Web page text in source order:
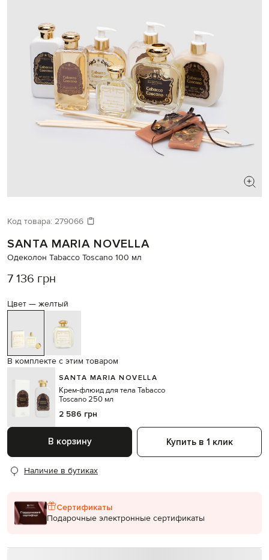
Код товара: 279066
SANTA MARIA NOVELLA
Одеколон Tabacco Toscano 100 мл
7 136 грн
Цвет — желтый
В комплекте с этим товаром
SANTA MARIA NOVELLA
Крем-флюид для тела Tabacco
Toscano 250 мл
2 586 грн
В корзину Купить в 1 клик
Наличие в бутиках
Сертификаты
Подарочные электронные сертификаты